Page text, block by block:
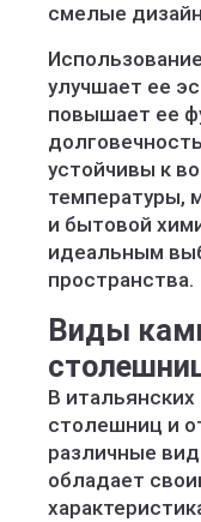
смелые
улучшает ее
повышает ее
устойчивы к
температуры,
и бытовой
идеальным
пространства.
Виды
В
столешниц и
различные
обладает